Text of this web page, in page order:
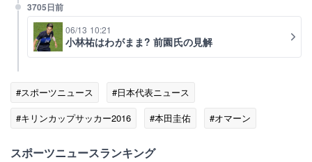
3705日前
06/13 10:21
小林祐はわがまま? 前園氏の見解
#スポーツニュース
#日本代表ニュース
#キリンカップサッカー2016
#本田圭佑
#オマーン
スポーツニュースランキング